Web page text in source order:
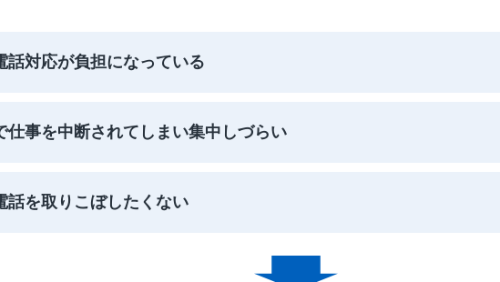
話対応が負担になっている
仕事を中断されてしまい集中しづらい
話を取りこぼしたくない